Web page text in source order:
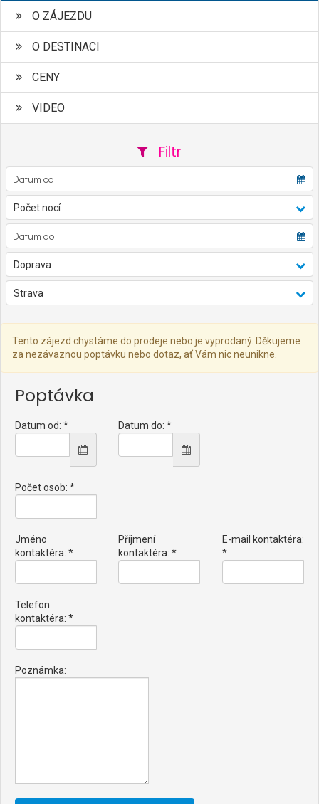
O ZÁJEZDU
O DESTINACI
CENY
VIDEO
Filtr
Počet nocí
Doprava
Strava
Tento zájezd chystáme do prodeje nebo je vyprodaný. Děkujeme
za nezávaznou poptávku nebo dotaz, ať Vám nic neunikne.
Poptávka
Datum od: * Datum do: *
Počet osob: *
Jméno
kontaktéra: *
Příjmení
kontaktéra: *
E-mail kontaktéra:
*
Telefon
kontaktéra: *
Poznámka: